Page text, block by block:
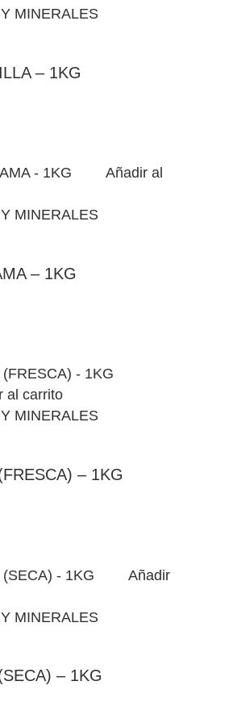
MINERALES
– 1KG
Añadir al
MINERALES
– 1KG
al carrito
MINERALES
– 1KG
Añadir
MINERALES
– 1KG